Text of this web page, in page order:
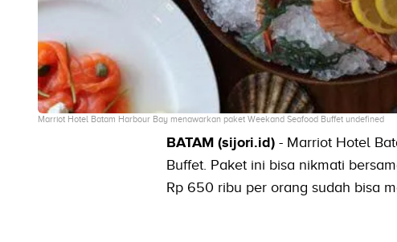
Marriot Hotel Batam Harbour Bay menawarkan paket Weekand Seafood Buffet undefined
BATAM (sijori.id)- Marriot Hotel
Buffet. Paket ini bisa nikmati
Rp 650 ribu per orang sudah bisa